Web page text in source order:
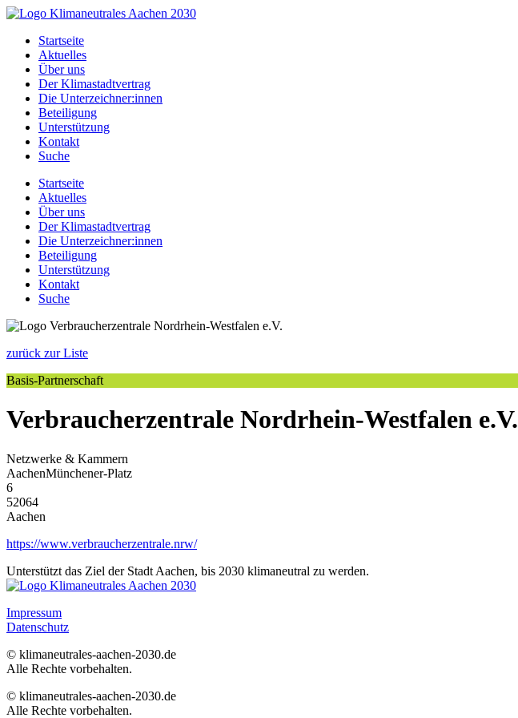
Zum
springenStartseite
Aktuelles
Über uns
Der Klimastadtvertrag
Die Unterzeichner:innen
Beteiligung
Unterstützung
Kontakt
Suche
Startseite
Aktuelles
Über uns
Der Klimastadtvertrag
Die Unterzeichner:innen
Beteiligung
Unterstützung
Kontakt
Suche
zurück zur Liste
Basis-Partnerschaft
Verbraucherzentrale Nordrhein-Westfalen e.V.
Netzwerke & Kammern
AachenMünchener-Platz
6
52064
Aachen
https://www.verbraucherzentrale.nrw/
Unterstützt das Ziel der Stadt Aachen, bis 2030 klimaneutral zu werden.
Impressum
Datenschutz
© klimaneutrales-aachen-2030.de
Alle Rechte vorbehalten.
© klimaneutrales-aachen-2030.de
Alle Rechte vorbehalten.